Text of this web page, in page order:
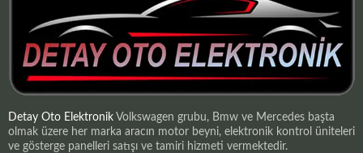
Detay Oto Elektronik Volkswagen grubu, Bmw ve Mercedes başta
olmak üzere her marka aracın motor beyni, elektronik kontrol üniteleri
ve gösterge panelleri satışı ve tamiri hizmeti vermektedir.